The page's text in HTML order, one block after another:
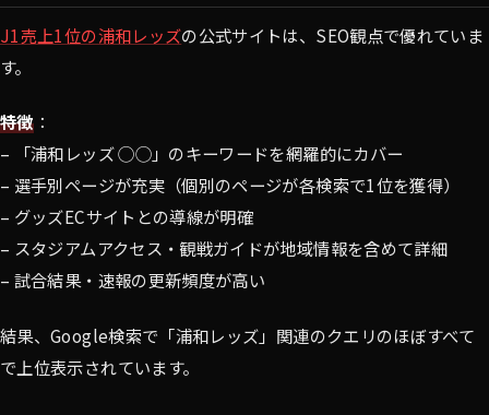
J1売上1位の浦和レッズの公式サイトは、SEO観点で優れていま
す。
特徴：
– 「浦和レッズ ◯◯」のキーワードを網羅的にカバー
– 選手別ページが充実（個別のページが各検索で1位を獲得）
– グッズECサイトとの導線が明確
– スタジアムアクセス・観戦ガイドが地域情報を含めて詳細
– 試合結果・速報の更新頻度が高い
結果、Google検索で「浦和レッズ」関連のクエリのほぼすべて
で上位表示されています。